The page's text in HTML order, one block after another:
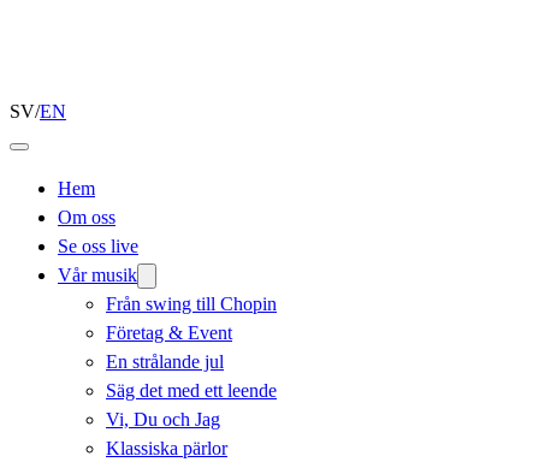
SV/EN
Hem
Om oss
Se oss live
Vår musik
Från swing till Chopin
Företag & Event
En strålande jul
Säg det med ett leende
Vi, Du och Jag
Klassiska pärlor